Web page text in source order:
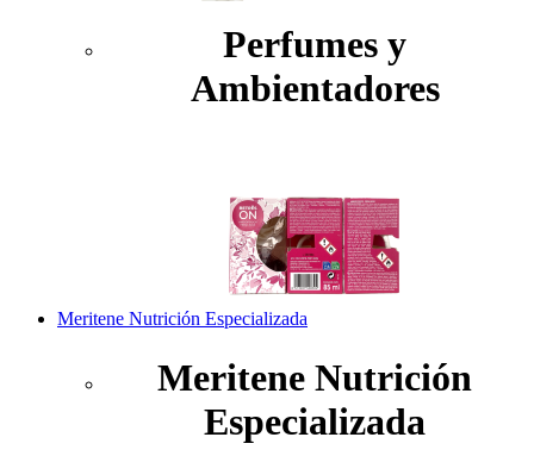
Perfumes y
Ambientadores
Meritene Nutrición Especializada
Meritene Nutrición
Especializada